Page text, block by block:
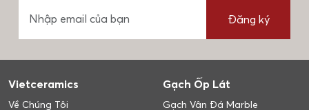
Đăng ký
Vietceramics
Về Chúng Tôi
Gạch Ốp Lát
Gạch Vân Đá Marble